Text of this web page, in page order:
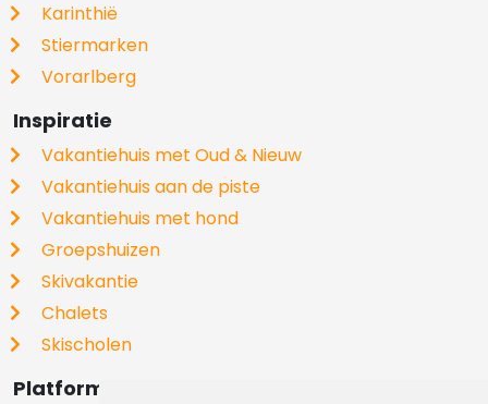
Karinthië
Stiermarken
Vorarlberg
Inspiratie
Vakantiehuis met Oud & Nieuw
Vakantiehuis aan de piste
Vakantiehuis met hond
Groepshuizen
Skivakantie
Chalets
Skischolen
Platformbeheerder